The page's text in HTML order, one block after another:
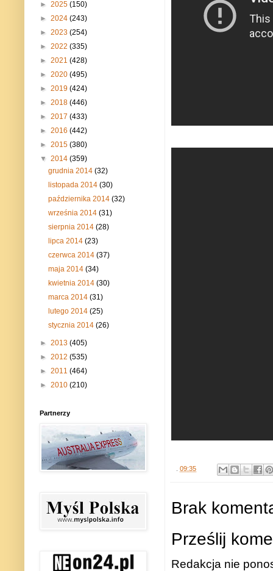
. 09:35
Brak
Prześlij
Redakcja nie
► 2025 (150)
► 2024 (243)
► 2023 (254)
► 2022 (335)
► 2021 (428)
► 2020 (495)
► 2019 (424)
► 2018 (446)
► 2017 (433)
► 2016 (442)
► 2015 (380)
▼ 2014 (359)
grudnia 2014(32)
listopada 2014(30)
października 2014(32)
września 2014(31)
sierpnia 2014(28)
lipca 2014(23)
czerwca 2014(37)
maja 2014(34)
kwietnia 2014(30)
marca 2014(31)
lutego 2014(25)
stycznia 2014(26)
► 2013 (405)
► 2012 (535)
► 2011 (464)
► 2010 (210)
Partnerzy